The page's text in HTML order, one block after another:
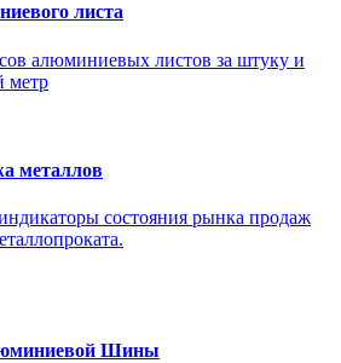
листа
алюминиевых листов за штуку и
метр
металлов
состояния рынка продаж
Шины